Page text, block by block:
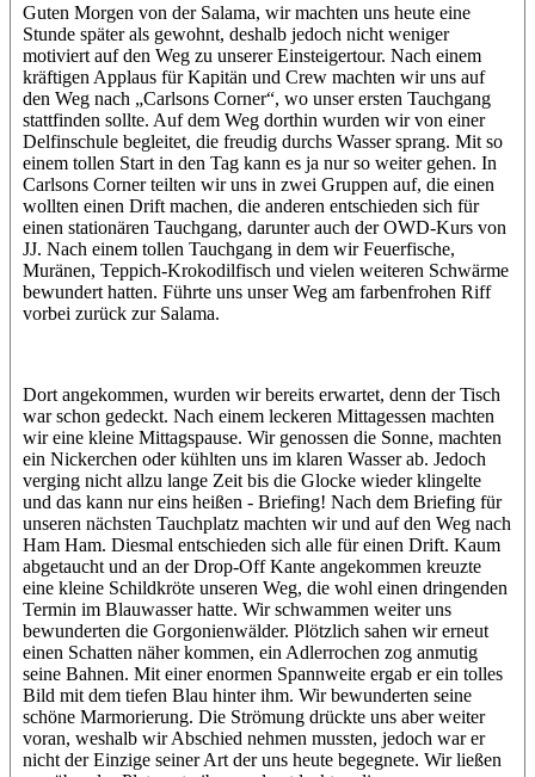
Guten Morgen von der Salama, wir machten uns heute eine
Stunde später als gewohnt, deshalb jedoch nicht weniger
motiviert auf den Weg zu unserer Einsteigertour. Nach einem
kräftigen Applaus für Kapitän und Crew machten wir uns auf
den Weg nach „Carlsons Corner“, wo unser ersten Tauchgang
stattfinden sollte. Auf dem Weg dorthin wurden wir von einer
Delfinschule begleitet, die freudig durchs Wasser sprang. Mit so
einem tollen Start in den Tag kann es ja nur so weiter gehen. In
Carlsons Corner teilten wir uns in zwei Gruppen auf, die einen
wollten einen Drift machen, die anderen entschieden sich für
einen stationären Tauchgang, darunter auch der OWD-Kurs von
JJ. Nach einem tollen Tauchgang in dem wir Feuerfische,
Muränen, Teppich-Krokodilfisch und vielen weiteren Schwärme
bewundert hatten. Führte uns unser Weg am farbenfrohen Riff
vorbei zurück zur Salama.
Dort angekommen, wurden wir bereits erwartet, denn der Tisch
war schon gedeckt. Nach einem leckeren Mittagessen machten
wir eine kleine Mittagspause. Wir genossen die Sonne, machten
ein Nickerchen oder kühlten uns im klaren Wasser ab. Jedoch
verging nicht allzu lange Zeit bis die Glocke wieder klingelte
und das kann nur eins heißen - Briefing! Nach dem Briefing für
unseren nächsten Tauchplatz machten wir und auf den Weg nach
Ham Ham. Diesmal entschieden sich alle für einen Drift. Kaum
abgetaucht und an der Drop-Off Kante angekommen kreuzte
eine kleine Schildkröte unseren Weg, die wohl einen dringenden
Termin im Blauwasser hatte. Wir schwammen weiter uns
bewunderten die Gorgonienwälder. Plötzlich sahen wir erneut
einen Schatten näher kommen, ein Adlerrochen zog anmutig
seine Bahnen. Mit einer enormen Spannweite ergab er ein tolles
Bild mit dem tiefen Blau hinter ihm. Wir bewunderten seine
schöne Marmorierung. Die Strömung drückte uns aber weiter
voran, weshalb wir Abschied nehmen mussten, jedoch war er
nicht der Einzige seiner Art der uns heute begegnete. Wir ließen